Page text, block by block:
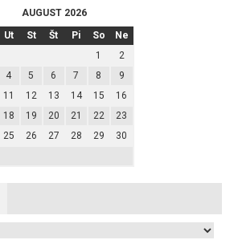
AUGUST 2026
Ut St Št Pi So
Ne
1
2
4 5 6 7 8
9
11 12 13 14 15
16
18 19 20 21 22
23
25 26 27 28 29
30